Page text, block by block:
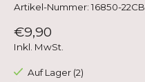
Artikel-Nummer: 16850-22CB
€9,90
Inkl. MwSt.
Auf Lager (2)